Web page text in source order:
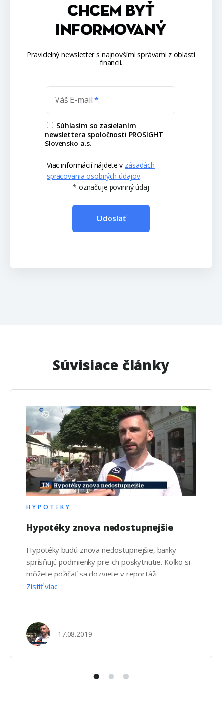
CHCEM BYŤ
INFORMOVANÝ
Pravidelný newsletter s najnovšími správami z oblasti
financií.
Váš E-mail
Súhlasím so zasielaním
newslettera spoločnosti PROSIGHT
Slovensko a.s.
Viac informácií nájdete v zásadách
spracovania osobných údajov.
* označuje povinný údaj
Súvisiace články
HYPOTÉKY
Hypotéky znova nedostupnejšie
Hypotéky budú znova nedostupnejšie, banky
sprísňujú podmienky pre ich poskytnutie. Koľko si
môžete požičať sa dozviete v reportáži.
Zistiť viac
17.08.2019